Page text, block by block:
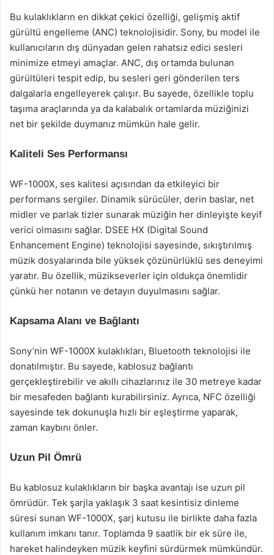
Bu kulaklıkların en dikkat çekici özelliği, gelişmiş aktif
gürültü engelleme (ANC) teknolojisidir. Sony, bu model ile
kullanıcıların dış dünyadan gelen rahatsız edici sesleri
minimize etmeyi amaçlar. ANC, dış ortamda bulunan
gürültüleri tespit edip, bu sesleri geri gönderilen ters
dalgalarla engelleyerek çalışır. Bu sayede, özellikle toplu
taşıma araçlarında ya da kalabalık ortamlarda müziğinizi
net bir şekilde duymanız mümkün hale gelir.
Kaliteli Ses Performansı
WF-1000X, ses kalitesi açısından da etkileyici bir
performans sergiler. Dinamik sürücüler, derin baslar, net
midler ve parlak tizler sunarak müziğin her dinleyişte keyif
verici olmasını sağlar. DSEE HX (Digital Sound
Enhancement Engine) teknolojisi sayesinde, sıkıştırılmış
müzik dosyalarında bile yüksek çözünürlüklü ses deneyimi
yaratır. Bu özellik, müzikseverler için oldukça önemlidir
çünkü her notanın ve detayın duyulmasını sağlar.
Kapsama Alanı ve Bağlantı
Sony’nin WF-1000X kulaklıkları, Bluetooth teknolojisi ile
donatılmıştır. Bu sayede, kablosuz bağlantı
gerçekleştirebilir ve akıllı cihazlarınız ile 30 metreye kadar
bir mesafeden bağlantı kurabilirsiniz. Ayrıca, NFC özelliği
sayesinde tek dokunuşla hızlı bir eşleştirme yaparak,
zaman kaybını önler.
Uzun Pil Ömrü
Bu kablosuz kulaklıkların bir başka avantajı ise uzun pil
ömrüdür. Tek şarjla yaklaşık 3 saat kesintisiz dinleme
süresi sunan WF-1000X, şarj kutusu ile birlikte daha fazla
kullanım imkanı tanır. Toplamda 9 saatlik bir ek süre ile,
hareket halindeyken müzik keyfini sürdürmek mümkündür.